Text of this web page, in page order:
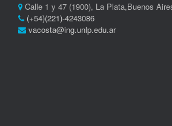
Calle 1 y 47 (1900), La Plata,Buenos
(+54)(221)-4243086
vacosta@ing.unlp.edu.ar